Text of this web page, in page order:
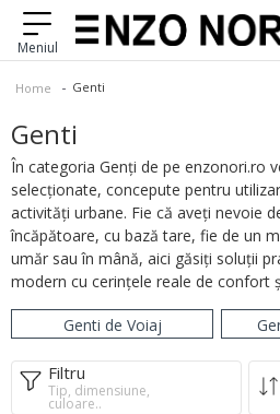
Home Genti
Genti
În categoria Genți de pe enzonori.ro
selecționate, concepute pentru
activități urbane. Fie că aveți nevoie
încăpătoare, cu bază tare, fie de un
umăr sau în mână, aici găsiți soluții
modern cu cerințele reale de confort
Genti de Voiaj
Filtru
Tip, dimensiune,
culoare..